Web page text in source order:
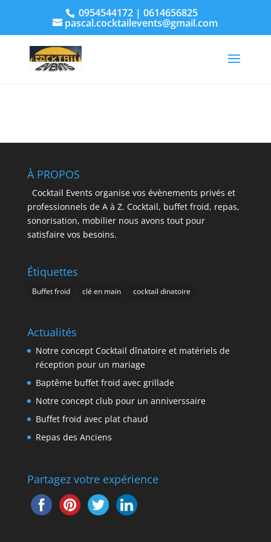
0954544172 | 0614656825
pascal.cocktailevents@gmail.com
À PROPOS
Cocktail Events organise vos évènements privés et
professionnels de A à Z. Cocktail, buffet froid, repas,
sonorisation, mobilier nous avons tout pour
satisfaire vos besoins.
Étiquettes
Buffet froid clé en main cocktail dinatoire
Actualités
Notre concept Cocktail dînatoire et matériels de
réception pour un mariage
Baptême buffet froid avec grillade
Notre concept club pour un anniverssaire
Buffet froid avec plat chaud
Repas des Anciens
Partagez votre expérience